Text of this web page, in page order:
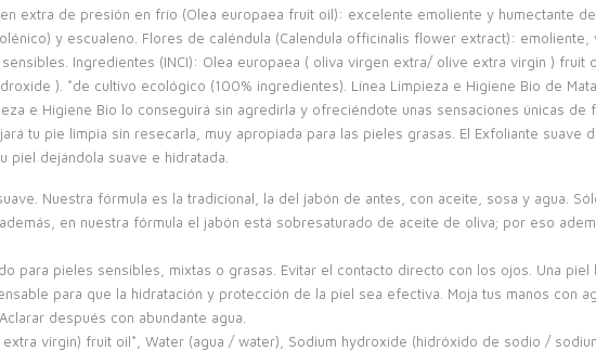
extra de presión en frío (Olea europaea fruit oil): excelente emoliente y humectante
y escualeno. Flores de caléndula (Calendula officinalis flower extract): emoliente,
Ingredientes (INCI): Olea europaea ( oliva virgen extra/ olive extra virgin ) fruit
). *de cultivo ecológico (100% ingredientes). Línea Limpieza e Higiene Bio de
e Higiene Bio lo conseguirá sin agredirla y ofreciéndote unas sensaciones únicas de
tu pie limpia sin resecarla, muy apropiada para las pieles grasas. El Exfoliante suave
piel dejándola suave e hidratada.
Nuestra fórmula es la tradicional, la del jabón de antes, con aceite, sosa y agua.
en nuestra fórmula el jabón está sobresaturado de aceite de oliva; por eso
para pieles sensibles, mixtas o grasas. Evitar el contacto directo con los ojos. Una piel
para que la hidratación y protección de la piel sea efectiva. Moja tus manos con
después con abundante agua.
virgin) fruit oil*, Water (agua / water), Sodium hydroxide (hidróxido de sodio /